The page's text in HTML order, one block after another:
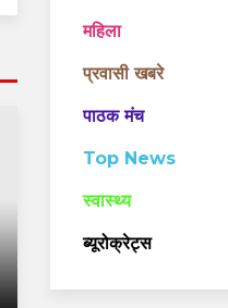
महिला
प्रवासी खबरे
पाठक मंच
Top News
स्वास्थ्य
ब्यूरोक्रेट्स